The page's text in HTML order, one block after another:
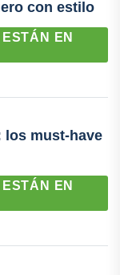
con estilo
EN
los must-have
EN